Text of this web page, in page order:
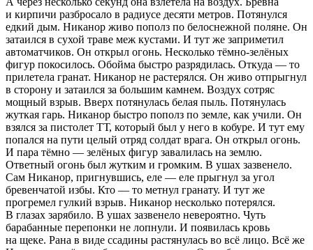
и кирпичи разбросало в радиусе десяти метров. Потянулся
едкий дым. Никанор живо пополз по белоснежной поляне. Он
затаился в сухой траве меж кустами. И тут же заприметил
автоматчиков. Он открыл огонь. Несколько тёмно-зелёных
фигур покосилось. Обойма быстро разрядилась. Откуда — то
прилетела гранат. Никанор не растерялся. Он живо отпрыгнул
в сторону и затаился за большим камнем. Воздух сотряс
мощный взрыв. Вверх потянулась белая пыль. Потянулась
жуткая гарь. Никанор быстро пополз по земле, как учили. Он
взялся за пистолет ТТ, который был у него в кобуре. И тут ему
попался на пути целый отряд солдат врага. Он открыл огонь.
И пара тёмно — зелёных фигур завалилась на землю.
Ответный огонь был жутким и громким. В ушах зазвенело.
Сам Никанор, пригнувшись, еле — еле прыгнул за угол
бревенчатой избы. Кто — то метнул гранату. И тут же
прогремел гулкий взрыв. Никанор несколько потерялся.
В глазах зарябило. В ушах зазвенело невероятно. Чуть
барабанные перепонки не лопнули. И появилась кровь
на щеке. Рана в виде ссадины растянулась во всё лицо. Всё же